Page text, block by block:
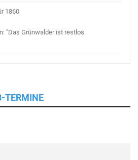
1860
"Das Grünwalder ist restlos
TERMINE